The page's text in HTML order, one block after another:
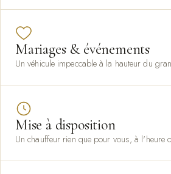
Mariages & événements
Un véhicule impeccable à la hauteur du
Mise à disposition
Un chauffeur rien que pour vous, à l'heure